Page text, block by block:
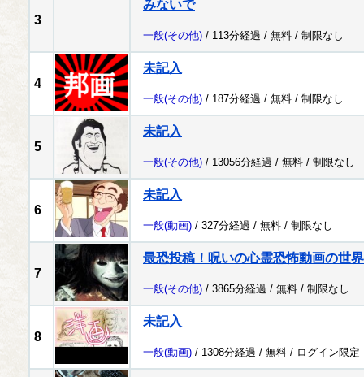
3
みないで
一般(その他) / 113分経過 / 無料 / 制限なし
4
未記入
一般(その他) / 187分経過 / 無料 / 制限なし
5
未記入
一般(その他) / 13056分経過 / 無料 / 制限なし
6
未記入
一般(動画) / 327分経過 / 無料 / 制限なし
7
最恐投稿！呪いの心霊恐怖動画の世界
一般(その他) / 3865分経過 / 無料 / 制限なし
8
未記入
一般(動画) / 1308分経過 / 無料 / ログイン限定